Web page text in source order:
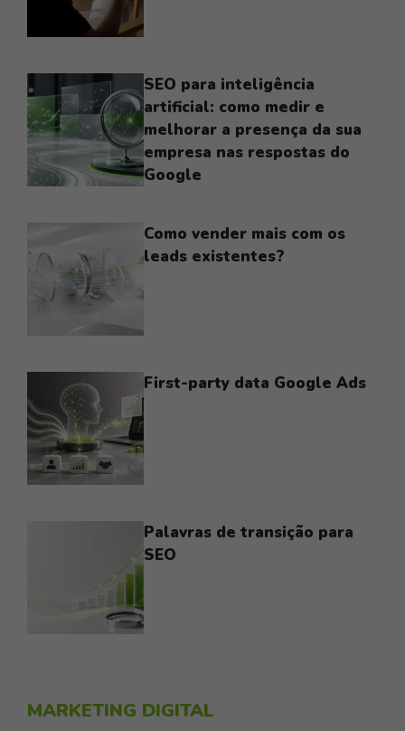
SEO para inteligência
artificial: como medir e
melhorar a presença da sua
empresa nas respostas do
Google
Como vender mais com os
leads existentes?
First-party data Google Ads
Palavras de transição para
SEO
MARKETING DIGITAL